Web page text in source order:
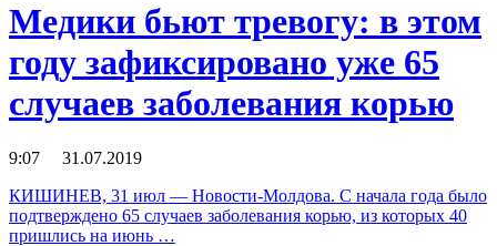
Медики бьют тревогу: в этом
году зафиксировано уже 65
случаев заболевания корью
9:07 31.07.2019
КИШИНЕВ, 31 июл — Новости-Молдова. С начала года было
подтверждено 65 случаев заболевания корью, из которых 40
пришлись на июнь …